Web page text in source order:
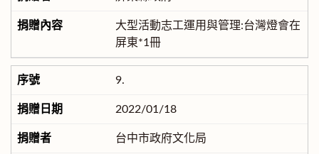
大型活動志工運用與管理:台灣燈會在
屏東*1冊
9.
2022/01/18
台中市政府文化局